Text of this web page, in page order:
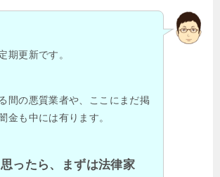
期更新です。
間の悪質業者や、ここにまだ掲
金も中には有ります。
ったら、まずは法律家